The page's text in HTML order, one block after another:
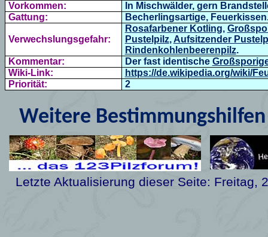
Vorkommen:
In Mischwälder, gern
Gattung:
Becherlingsartige,
Verwechslungsgefahr:
Rosafarbener Kotling,
Pustelpilz, Aufsitzender
Rindenkohlenbeerenpilz.
Kommentar:
Der fast identische
Wiki-Link:
https://de.wikipedia.org/wiki/
Priorität:
2
Weitere
Letzte Aktualisierung dieser Seite: Freitag,